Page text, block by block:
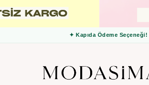
✦ 3000 TL ve Üzeri Ücretsiz